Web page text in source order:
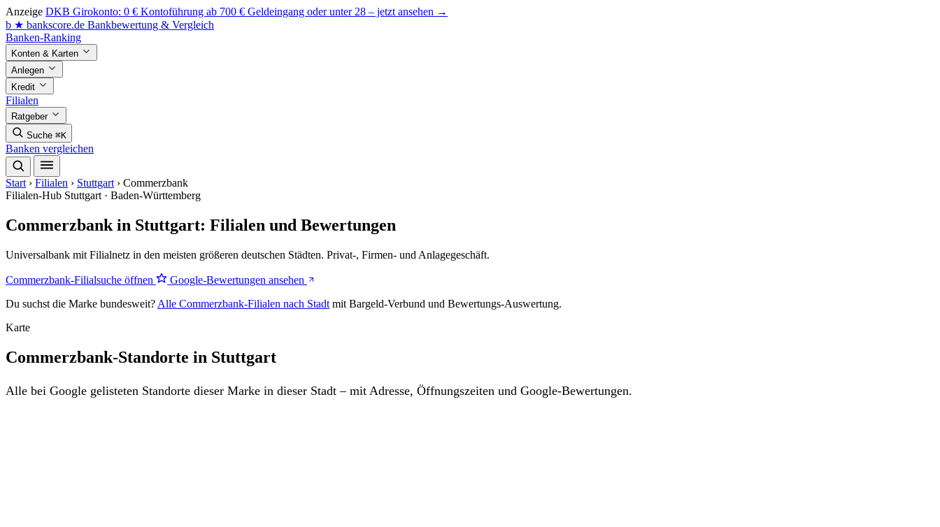
Anzeige DKB Girokonto: 0 € Kontoführung ab 700 € Geldeingang oder unter 28 – jetzt ansehen →
b ★ bankscore.de Bankbewertung & Vergleich
Banken-Ranking
Konten & Karten
Anlegen
Kredit
Filialen
Ratgeber
Suche ⌘K
Banken vergleichen
Start › Filialen › Stuttgart › Commerzbank
Filialen-Hub Stuttgart · Baden-Württemberg
Commerzbank in Stuttgart: Filialen und Bewertungen
Universalbank mit Filialnetz in den meisten größeren deutschen Städten. Privat-, Firmen- und Anlagegeschäft.
Commerzbank-Filialsuche öffnen
Google-Bewertungen ansehen
Du suchst die Marke bundesweit? Alle Commerzbank-Filialen nach Stadt mit Bargeld-Verbund und Bewertungs-Auswertung.
Karte
Commerzbank-Standorte in Stuttgart
Alle bei Google gelisteten Standorte dieser Marke in dieser Stadt – mit Adresse, Öffnungszeiten und Google-Bewertungen.